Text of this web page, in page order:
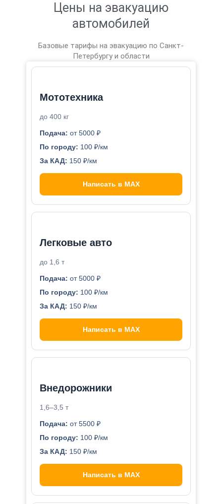
Цены на эвакуацию
автомобилей
Базовые тарифы на эвакуацию по Санкт-
Петербургу и области
Мототехника
до 400 кг
Подача: от 5000 ₽
По городу: 100 ₽/км
За КАД: 150 ₽/км
Написать в MAX
Легковые авто
до 1,6 т
Подача: от 5000 ₽
По городу: 100 ₽/км
За КАД: 150 ₽/км
Написать в MAX
Внедорожники
1,6–3,5 т
Подача: от 5500 ₽
По городу: 100 ₽/км
За КАД: 150 ₽/км
Написать в MAX